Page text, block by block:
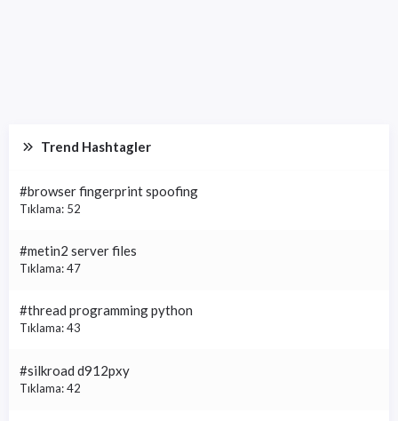
Trend Hashtagler
#browser fingerprint spoofing
Tıklama: 52
#metin2 server files
Tıklama: 47
#thread programming python
Tıklama: 43
#silkroad d912pxy
Tıklama: 42